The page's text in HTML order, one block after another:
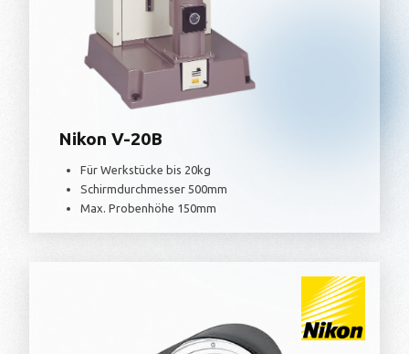
Nikon V-20B
Für Werkstücke bis 20kg
Schirmdurchmesser 500mm
Max. Probenhöhe 150mm